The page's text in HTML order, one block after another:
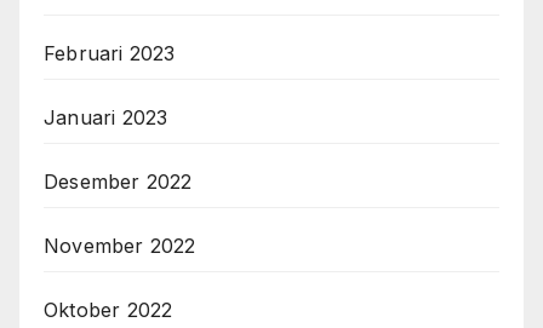
Februari 2023
Januari 2023
Desember 2022
November 2022
Oktober 2022